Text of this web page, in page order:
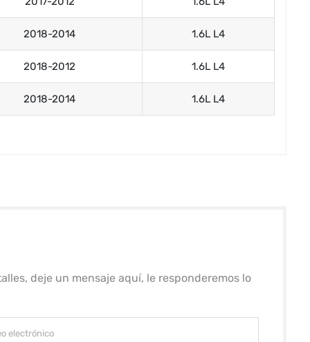
2018-2014 1.6L L4
2018-2012 1.6L L4
2018-2014 1.6L L4
deje un mensaje aquí, le responderemos lo